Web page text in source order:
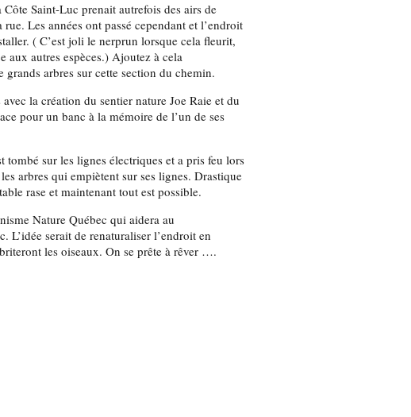
Saint-Luc prenait autrefois des airs de
Les années ont passé cependant et l’endroit
( C’est joli le nerprun lorsque cela fleurit,
aux autres espèces.) Ajoutez à cela
arbres sur cette section du chemin.
la création du sentier nature Joe Raie et du
pour un banc à la mémoire de l’un de ses
tombé sur les lignes électriques et a pris feu lors
arbres qui empiètent sur ses lignes. Drastique
rase et maintenant tout est possible.
Nature Québec qui aidera au
L’idée serait de renaturaliser l’endroit en
les oiseaux. On se prête à rêver ….